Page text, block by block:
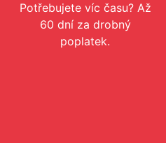
Potřebujete víc času? Až
60 dní za drobný
poplatek.